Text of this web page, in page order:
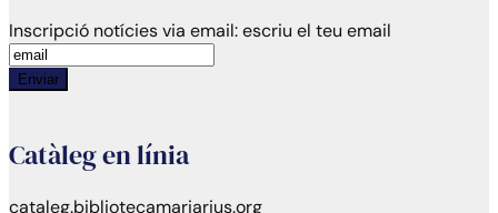
Inscripció notícies via email:escriu el teu email
Enviar
Catàleg en línia
cataleg.bibliotecamariarius.org